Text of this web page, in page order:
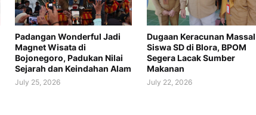
Padangan Wonderful Jadi
Magnet Wisata di
Bojonegoro, Padukan Nilai
Sejarah dan Keindahan Alam
July 25, 2026
Dugaan Keracunan Massal
Siswa SD di Blora, BPOM
Segera Lacak Sumber
Makanan
July 22, 2026